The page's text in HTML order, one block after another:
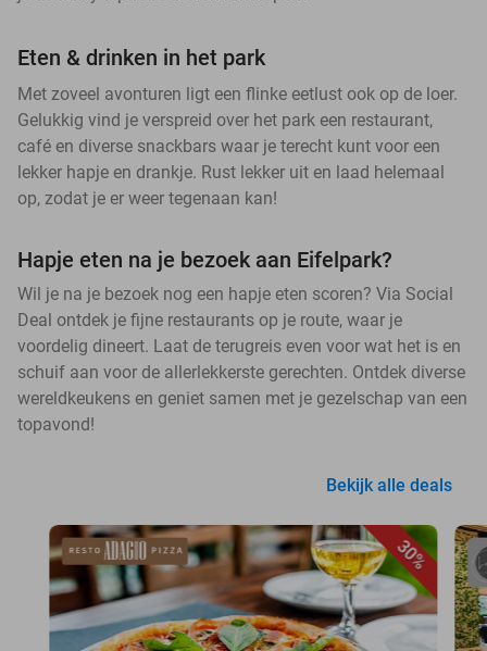
Eten & drinken in het park
Met zoveel avonturen ligt een flinke eetlust ook op de loer.
Gelukkig vind je verspreid over het park een restaurant,
café en diverse snackbars waar je terecht kunt voor een
lekker hapje en drankje. Rust lekker uit en laad helemaal
op, zodat je er weer tegenaan kan!
Hapje eten na je bezoek aan Eifelpark?
Wil je na je bezoek nog een hapje eten scoren? Via Social
Deal ontdek je fijne restaurants op je route, waar je
voordelig dineert. Laat de terugreis even voor wat het is en
schuif aan voor de allerlekkerste gerechten. Ontdek diverse
wereldkeukens en geniet samen met je gezelschap van een
topavond!
Bekijk alle deals
30%